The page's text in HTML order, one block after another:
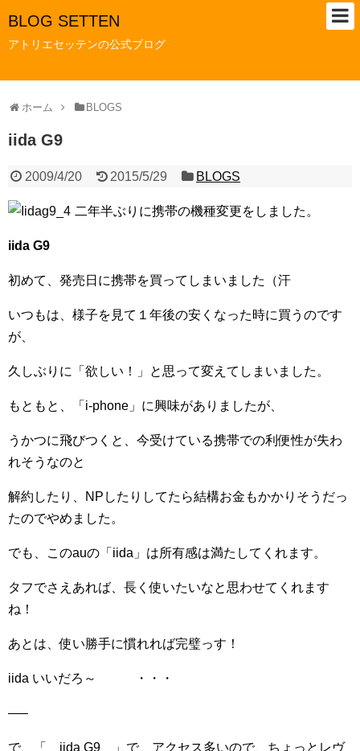
BLOG SETTEN
アトリエセッテンの公式ブログ
ホーム BLOGS
iida G9
2009/4/20 2015/5/29 BLOGS
二年半ぶりに携帯の機種変更をしました。
iida G9
初めて、発売日に携帯を買ってしまいました（汗
いつもは、様子を見て１年後の安くなった時に買うのです
が、
久しぶりに「欲しい！」と思って変えてしまいました。
もともと、「i-phone」に興味がありましたが、
うかつに飛びつくと、今受けている携帯での利便性が失わ
れそうなのと
解約したり、NPしたりしてたら結構お金もかかりそうだっ
たのでやめました。
でも、このauの「iida」は所有感は満たしてくれます。
タフでさえあれば、長く使いたいなと思わせてくれます
ね！
あとは、使い勝手に慣れれば完璧っす！
iida いいだろ～ ・・・
—–
で、「 iida G9 」で、アクセス多いので、ちょっとレヴ